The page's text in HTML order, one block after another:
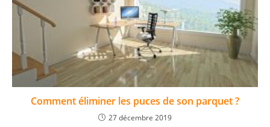
Comment éliminer les puces de son parquet ?
27 décembre 2019